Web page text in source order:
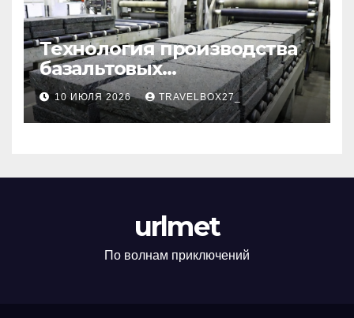
Технология производства
базальтовых
теплоизоляционных плит
по ГОСТ
10 ИЮЛЯ 2026 TRAVELBOX27_
urlmet
По волнам приключений